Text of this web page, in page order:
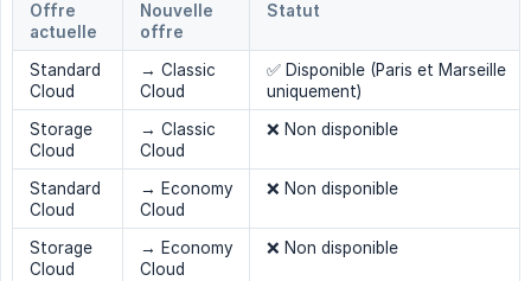
Offre
actuelle
Nouvelle
offre
Statut
Standard
Cloud
→ Classic
Cloud
✅ Disponible (Paris et Marseille
uniquement)
Storage
Cloud
→ Classic
Cloud
❌ Non disponible
Standard
Cloud
→ Economy
Cloud
❌ Non disponible
Storage
Cloud
→ Economy
Cloud
❌ Non disponible